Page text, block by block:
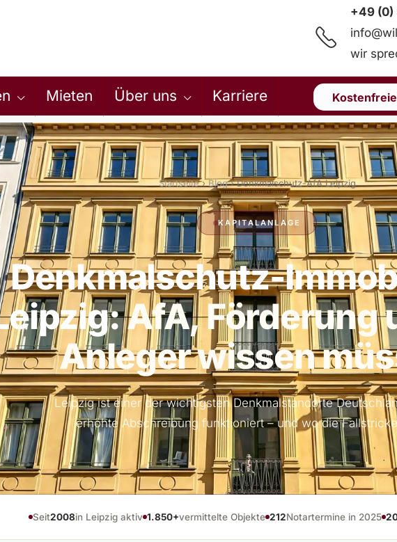
+49 (0)
wir
Mieten Über uns Karriere
Startseite›Blog› Denkmalschutz-AfA Leipzig
KAPITALANLAGE
Denkmalschutz-
AfA, Förderung
Anleger wissen
Leipzig ist einer der wichtigsten Denkmalstandorte
erhöhte Abschreibung funktioniert – und wo die
Seit2008in Leipzig aktiv 1.850+vermittelte Objekte 212Notartermine in 2025